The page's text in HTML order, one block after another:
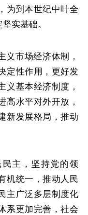
为到本世纪中叶全
实基础。
市场经济体制，
定性作用，更好发
义基本经济制度，
高水平对外开放，
新发展格局，推动
主，坚持党的领
机统一，推动人民
主广泛多层制度化
系更加完善，社会